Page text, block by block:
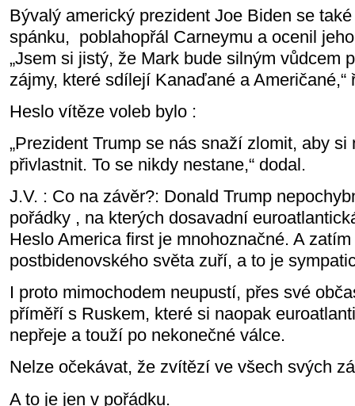
Bývalý americký prezident Joe Biden se
spánku, poblahopřál Carneymu a ocenil
„Jsem si jistý, že Mark bude silným vůdcem
zájmy, které sdílejí Kanaďané a Američané,“
Heslo vítěze voleb bylo :
„Prezident Trump se nás snaží zlomit, aby si
přivlastnit. To se nikdy nestane,“ dodal.
J.V. : Co na závěr?: Donald Trump
pořádky , na kterých dosavadní
Heslo America first je mnohoznačné. A
postbidenovského světa zuří, a to je
I proto mimochodem neupustí, přes své
příměří s Ruskem, které si naopak
nepřeje a touží po nekonečné válce.
Nelze očekávat, že zvítězí ve všech svých
A to je jen v pořádku.